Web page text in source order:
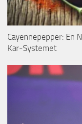
Cayennepepper: En
Kar-Systemet